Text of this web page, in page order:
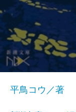
平鳥コウ／著